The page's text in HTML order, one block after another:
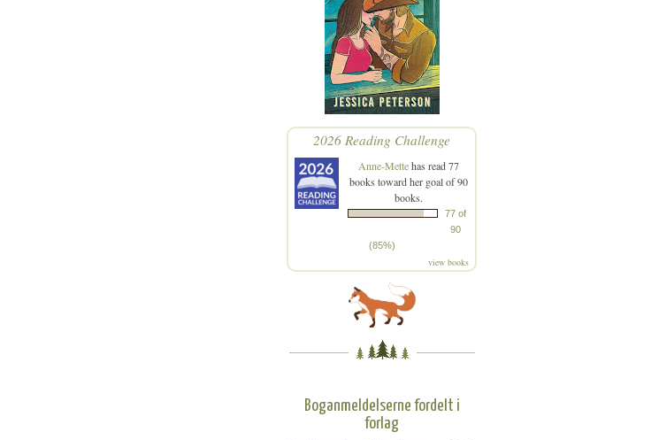
2026 Reading Challenge
Anne-Mettehas read 77
books toward her goal of 90
books.
77 of
90
(85%)
view books
Boganmeldelserne fordelt i
forlag